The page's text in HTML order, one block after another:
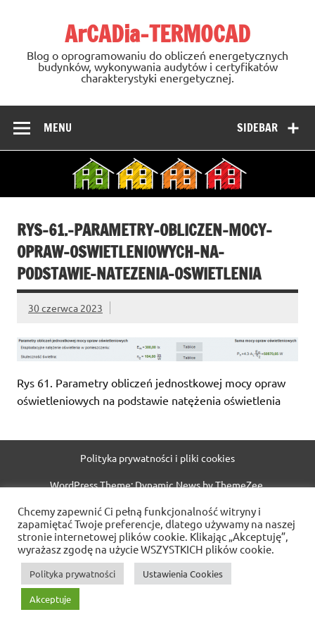
ArCADia-TERMOCAD
Blog o oprogramowaniu do obliczeń energetycznych
budynków, wykonywania audytów i certyfikatów
charakterystyki energetycznej.
SIDEBAR
MENU
RYS-61.-PARAMETRY-OBLICZEN-MOCY-
OPRAW-OSWIETLENIOWYCH-NA-
PODSTAWIE-NATEZENIA-OSWIETLENIA
30 czerwca 2023
Rys 61. Parametry obliczeń jednostkowej mocy opraw
oświetleniowych na podstawie natężenia oświetlenia
Polityka prywatności i pliki cookies
WordPress Theme: Dynamic News by ThemeZee.
Chcemy zapewnić Ci pełną funkcjonalność witryny i
zapamiętać Twoje preferencje, dlatego używamy na naszej
stronie internetowej plików cookie. Klikając „Akceptuję”,
wyrażasz zgodę na użycie WSZYSTKICH plików cookie.
Polityka prywatności Ustawienia Cookies
Akceptuje